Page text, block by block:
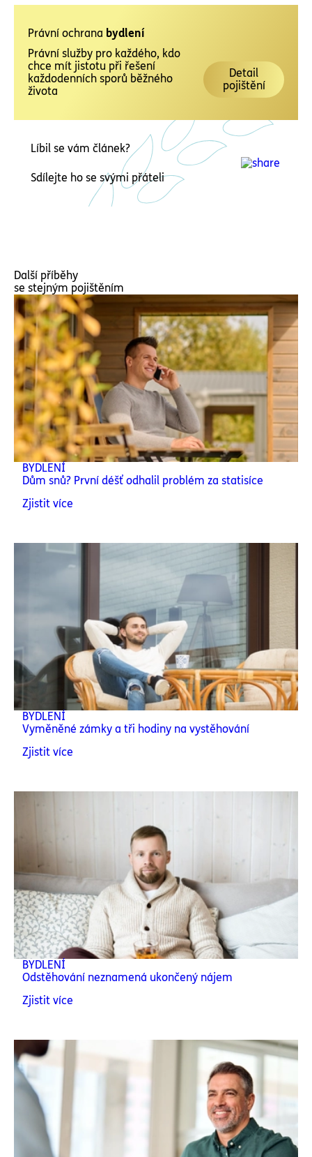
Právní ochrana bydlení
Právní služby pro každého, kdo
chce mít jistotu při řešení
každodenních sporů běžného
života
Detail
pojištění
Líbil se vám článek?
Sdílejte ho se svými přáteli
Další příběhy
se stejným pojištěním
BYDLENÍ
Dům snů? První déšť odhalil problém za statisíce
Zjistit více
BYDLENÍ
Vyměněné zámky a tři hodiny na vystěhování
Zjistit více
BYDLENÍ
Odstěhování neznamená ukončený nájem
Zjistit více